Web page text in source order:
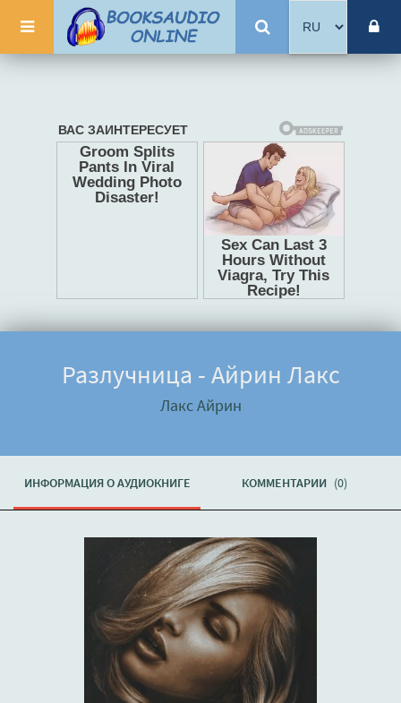
Разлучница - Айрин Лакс
Лакс Айрин
ИНФОРМАЦИЯ О АУДИОКНИГЕ КОММЕНТАРИИ (0)